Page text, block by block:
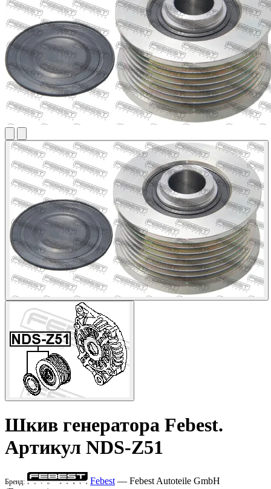
Шкив генератора Febest.
Артикул NDS-Z51
Бренд: Febest — Febest Autoteile GmbH